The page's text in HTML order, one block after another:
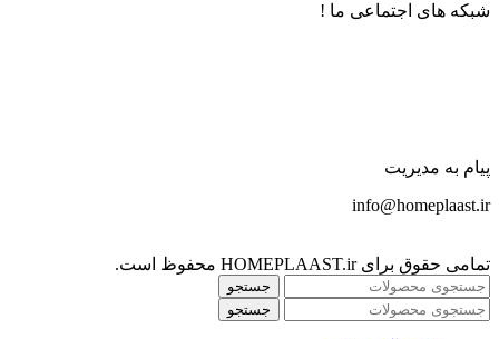
شبکه های اجتماعی ما !
پیام به مدیریت
info@homeplaast.ir
تمامی حقوق برای HOMEPLAAST.ir محفوظ است.
جستجو
جستجو